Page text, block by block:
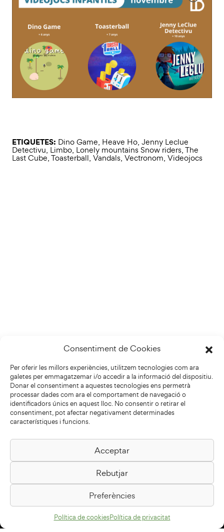
Consentiment de Cookies
Per oferir les millors experiències, utilitzem tecnologies com ara
galetes per emmagatzemar i/o accedir a la informació del dispositiu.
Donar el consentiment a aquestes tecnologies ens permetrà
processar dades com ara el comportament de navegació o
identificadors únics en aquest lloc. No consentir o retirar el
consentiment, pot afectar negativament determinades
característiques i funcions.
Acceptar
Rebutjar
Preferències
Política de cookiesPolítica de privacitat
ETIQUETES: Dino Game, Heave Ho, Jenny Leclue
Detectivu, Limbo, Lonely mountains Snow riders,The
Last Cube,Toasterball, Vandals, Vectronom, Videojocs
Biblioteca Pilarin Bayés
Passeig de la Generalitat, 1
08500 Vic